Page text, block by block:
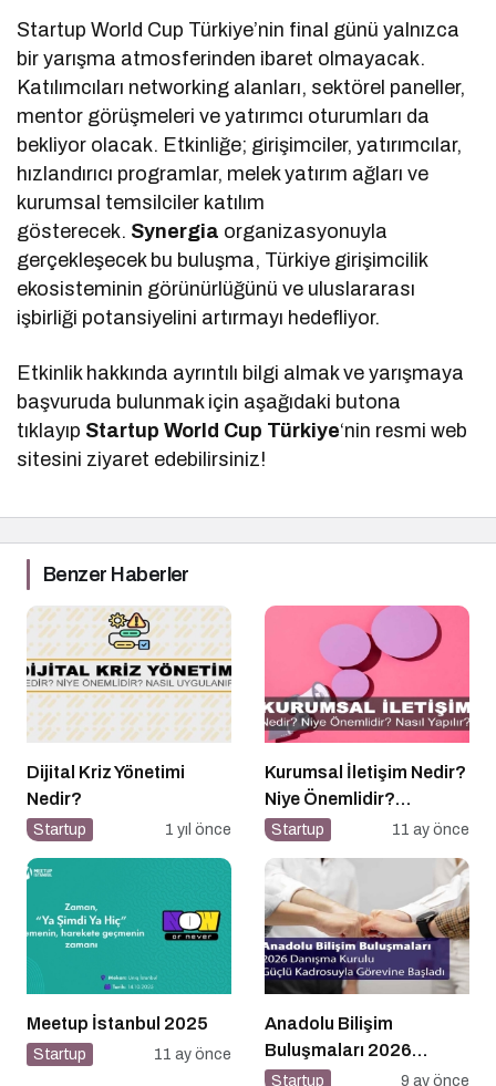
Startup World Cup Türkiye’nin final günü yalnızca
bir yarışma atmosferinden ibaret olmayacak.
Katılımcıları networking alanları, sektörel paneller,
mentor görüşmeleri ve yatırımcı oturumları da
bekliyor olacak. Etkinliğe; girişimciler, yatırımcılar,
hızlandırıcı programlar, melek yatırım ağları ve
kurumsal temsilciler katılım
gösterecek. Synergia organizasyonuyla
gerçekleşecek bu buluşma, Türkiye girişimcilik
ekosisteminin görünürlüğünü ve uluslararası
işbirliği potansiyelini artırmayı hedefliyor.
Etkinlik hakkında ayrıntılı bilgi almak ve yarışmaya
başvuruda bulunmak için aşağıdaki butona
tıklayıp Startup World Cup Türkiye‘nin resmi web
sitesini ziyaret edebilirsiniz!
Benzer Haberler
Dijital Kriz Yönetimi
Nedir?
Startup 1 yıl önce
Kurumsal İletişim Nedir?
Niye Önemlidir?
Kurumsal İletişim Nasıl
Startup 11 ay önce
Meetup İstanbul 2025
Startup 11 ay önce
Anadolu Bilişim
Buluşmaları 2026
Danışma Kurulu Güçlü
Startup 9 ay önce